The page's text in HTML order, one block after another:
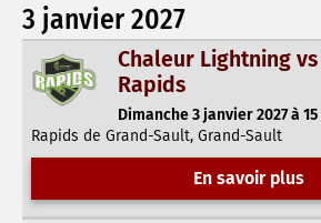
3 janvier 2027
Chaleur Lightning
Rapids
Dimanche 3 janvier 2027 à 15
Rapids de Grand-Sault, Grand-Sault
En savoir plus